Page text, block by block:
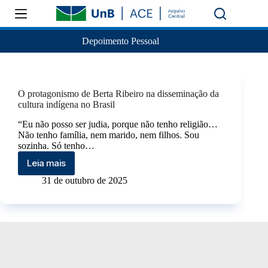
Depoimento Pessoal
O protagonismo de Berta Ribeiro na disseminação da
cultura indígena no Brasil
“Eu não posso ser judia, porque não tenho religião…
Não tenho família, nem marido, nem filhos. Sou
sozinha. Só tenho…
Leia mais
31 de outubro de 2025